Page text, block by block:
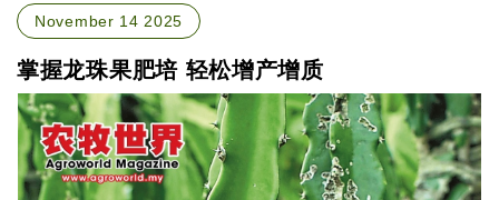
November 14 2025
掌握龙珠果肥培 轻松增产增质